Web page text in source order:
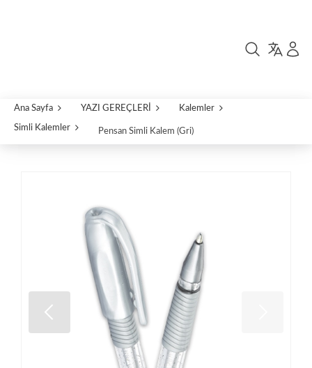
Ana Sayfa YAZI GEREÇLERİ Kalemler
Simli Kalemler Pensan Simli Kalem (Gri)